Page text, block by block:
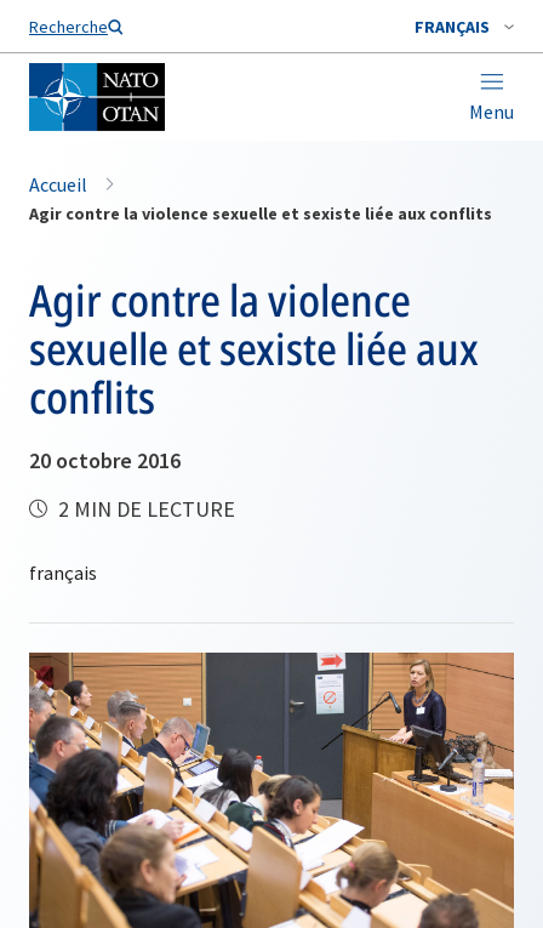
Recherche FRANÇAIS
Menu
Nom de famille*
Accueil
Agir contre la violence sexuelle et sexiste liée aux conflits
Agir contre la violence
sexuelle et sexiste liée aux
conflits
20 octobre 2016
2 MIN DE LECTURE